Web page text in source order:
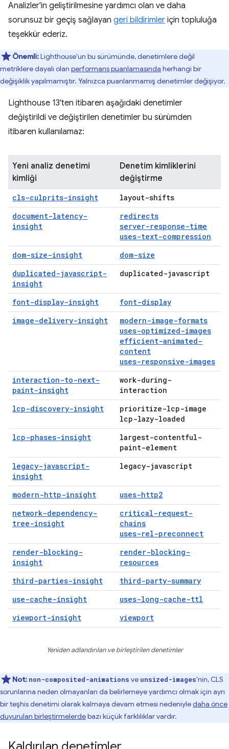
Analizler'in geliştirilmesine yardımcı olan ve daha
sorunsuz bir geçiş sağlayan geri bildirimler için topluluğa
teşekkür ederiz.
Önemli:Lighthouse'un bu sürümünde, denetimlere değil
metriklere dayalı olan performans puanlamasında herhangi bir
değişiklik yapılmamıştır. Yalnızca puanlanmamış denetimler değişiyor.
Lighthouse 13'ten itibaren aşağıdaki denetimler
değiştirildi ve değiştirilen denetimler bu sürümden
itibaren kullanılamaz:
Yeni analiz denetimi
kimliği
Denetim kimliklerini
değiştirme
cls-culprits-insight
layout-shifts
document-latency-
insight
redirects
server-response-time
uses-text-compression
dom-size-insight
dom-size
duplicated-javascript-
insight
duplicated-javascript
font-display-insight
font-display
image-delivery-insight
modern-image-formats
uses-optimized-images
efficient-animated-
content
uses-responsive-images
interaction-to-next-
paint-insight
work-during-
interaction
lcp-discovery-insight
prioritize-lcp-image
lcp-lazy-loaded
lcp-phases-insight
largest-contentful-
paint-element
legacy-javascript-
insight
legacy-javascript
modern-http-insight
uses-http2
network-dependency-
tree-insight
critical-request-
chains
uses-rel-preconnect
render-blocking-
insight
render-blocking-
resources
third-parties-insight
third-party-summary
use-cache-insight
uses-long-cache-ttl
viewport-insight
viewport
Yeniden adlandırılan ve birleştirilen denetimler
Not: non-composited-animations ve unsized-images'nin, CLS
sorunlarına neden olmayanları da belirlemeye yardımcı olmak için ayrı
bir teşhis denetimi olarak kalmaya devam etmesi nedeniyledaha önce
duyurulan birleştirmelerdebazı küçük farklılıklar vardır.